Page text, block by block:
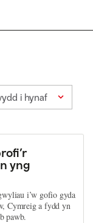
i hynaf
yng
i’w gofio gyda
Cymreig a fydd yn
pawb.